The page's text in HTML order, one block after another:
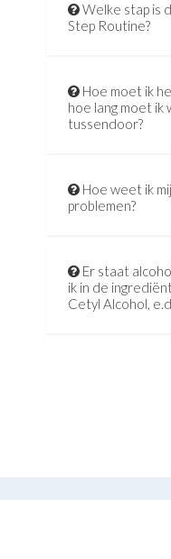
Welke stap is
Step Routine?
Hoe moet ik
hoe lang moet ik
tussendoor?
Hoe weet ik
problemen?
Er staat
ik in de
Cetyl Alcohol,